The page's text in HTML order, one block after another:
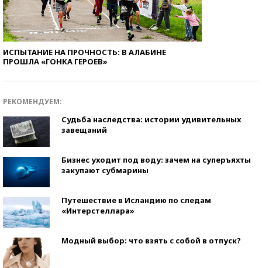
ИСПЫТАНИЕ НА ПРОЧНОСТЬ: В АЛАБИНЕ
ПРОШЛА «ГОНКА ГЕРОЕВ»
РЕКОМЕНДУЕМ:
Судьба наследства: истории удивительных
завещаний
Бизнес уходит под воду: зачем на суперъяхты
закупают субмарины
Путешествие в Исландию по следам
«Интерстеллара»
Модный выбор: что взять с собой в отпуск?